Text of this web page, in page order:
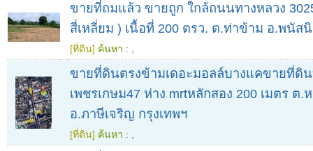
ขายที่ถมแล้ว ขายถูก ใกล้ถนนทางหลวง
สี่เหลี่ยม ) เนื้อที่ 200 ตรว. ต.ท่าข้าม อ.พนัส
[ที่ดิน] ค้นหา :
ขายที่ดินตรงข้ามเดอะมอลล์บางแคขายที่ดิ
เพชรเกษม47 ห่าง mrtหลักสอง 200 เมตร ต.
อ.ภาษีเจริญ กรุงเทพฯ
[ที่ดิน] ค้นหา :